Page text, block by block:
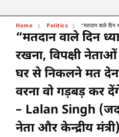
Home Politics “मतदान वाले
“मतदान वाले दिन
रखना, विपक्षी
घर से निकलने मत
वरना वो गड़बड़ कर
– Lalan Singh
नेता और केन्द्रीय मंत्री)